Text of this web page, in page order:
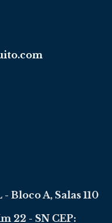
Bloco A, Salas 110
22 - SN CEP: